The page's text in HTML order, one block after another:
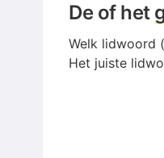
De of het
Welk lidwoord
Het juiste